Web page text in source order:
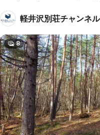
軽井沢別荘チャンネ
8